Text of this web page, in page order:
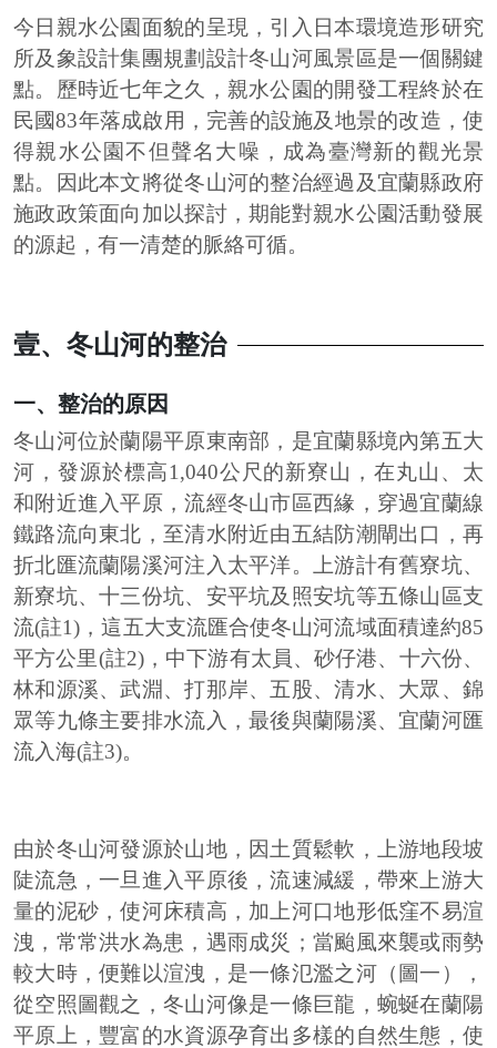
今日親水公園面貌的呈現，引入日本環境造形研究
所及象設計集團規劃設計冬山河風景區是一個關鍵
點。歷時近七年之久，親水公園的開發工程終於在
民國83年落成啟用，完善的設施及地景的改造，使
得親水公園不但聲名大噪，成為臺灣新的觀光景
點。因此本文將從冬山河的整治經過及宜蘭縣政府
施政政策面向加以探討，期能對親水公園活動發展
的源起，有一清楚的脈絡可循。
壹、冬山河的整治
一、整治的原因
冬山河位於蘭陽平原東南部，是宜蘭縣境內第五大
河，發源於標高1,040公尺的新寮山，在丸山、太
和附近進入平原，流經冬山市區西緣，穿過宜蘭線
鐵路流向東北，至清水附近由五結防潮閘出口，再
折北匯流蘭陽溪河注入太平洋。上游計有舊寮坑、
新寮坑、十三份坑、安平坑及照安坑等五條山區支
流(註1)，這五大支流匯合使冬山河流域面積達約85
平方公里(註2)，中下游有太員、砂仔港、十六份、
林和源溪、武淵、打那岸、五股、清水、大眾、錦
眾等九條主要排水流入，最後與蘭陽溪、宜蘭河匯
流入海(註3)。
由於冬山河發源於山地，因土質鬆軟，上游地段坡
陡流急，一旦進入平原後，流速減緩，帶來上游大
量的泥砂，使河床積高，加上河口地形低窪不易渲
洩，常常洪水為患，遇雨成災；當颱風來襲或雨勢
較大時，便難以渲洩，是一條氾濫之河（圖一），
從空照圖觀之，冬山河像是一條巨龍，蜿蜒在蘭陽
平原上，豐富的水資源孕育出多樣的自然生態，使